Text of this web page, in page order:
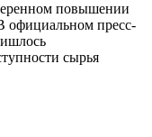
повышении
пресс-
сырья